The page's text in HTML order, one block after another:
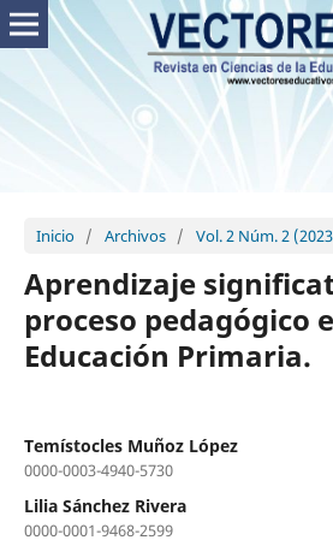
Inicio / Archivos / Vol. 2 Núm. 2
Aprendizaje
proceso pedagógico
Educación Primaria.
Temístocles Muñoz López
0000-0003-4940-5730
Lilia Sánchez Rivera
0000-0001-9468-2599